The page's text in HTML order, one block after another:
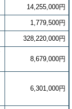
14,255,000円
1,779,500円
328,220,000円
8,679,000円
6,301,000円